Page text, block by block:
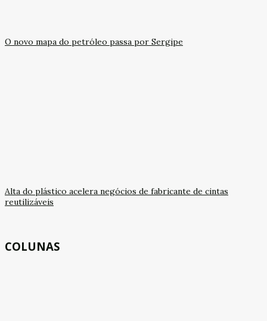
O novo mapa do petróleo passa por Sergipe
Alta do plástico acelera negócios de fabricante de cintas
reutilizáveis
COLUNAS